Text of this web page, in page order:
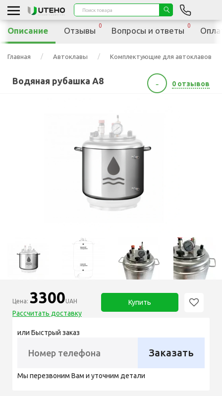
Главная Автоклавы Комплектующие для автоклавов
Водяная рубашка А8 - 0 отзывов
Цена: 3300UAH
Рассчитать доставку
Купить
или Быстрый заказ
Заказать
Мы перезвоним Вам и уточним детали
Описание Отзывы
0
Вопросы и ответы
0